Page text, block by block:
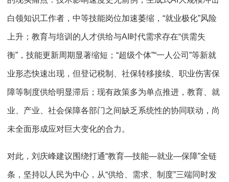
白领知识工作者，中等技能岗位加速萎缩，“就业极化”风险
上升；教育与培训的人才供给与AI时代需求存在“供需失
衡”，技能更新周期显著缩短；“超级个体”“一人公司”等新就
业形态快速出现，但登记税制、社保转移接续、职业伤害保
障等制度供给明显滞后；现有政策多为单点推进，教育、就
业、产业、社会保障各部门之间缺乏系统性的协同联动，尚
未全面形成应对巨大变化的合力。
对此，刘庆峰建议围绕打通“教育—技能—就业—保障”全链
条，坚持以人民为中心，从“供给、需求、制度”三端同时发